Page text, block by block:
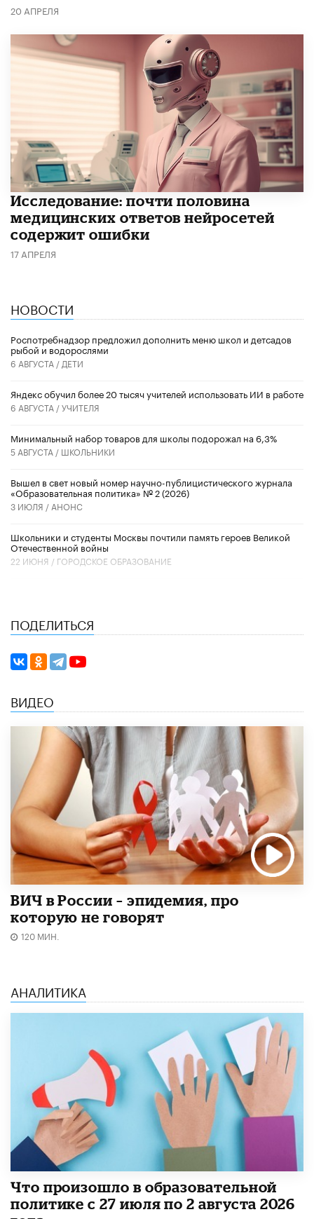
20 АПРЕЛЯ
Исследование: почти половина
медицинских ответов нейросетей
содержит ошибки
17 АПРЕЛЯ
НОВОСТИ
Роспотребнадзор предложил дополнить меню школ и детсадов
рыбой и водорослями
6 АВГУСТА / ДЕТИ
​Яндекс обучил более 20 тысяч учителей использовать ИИ в работе
6 АВГУСТА /УЧИТЕЛЯ
Минимальный набор товаров для школы подорожал на 6,3%
5 АВГУСТА / ШКОЛЬНИКИ
Вышел в свет новый номер научно-публицистического журнала
«Образовательная политика» № 2 (2026)
3 ИЮЛЯ / АНОНС
Школьники и студенты Москвы почтили память героев Великой
Отечественной войны
22 ИЮНЯ / ГОРОДСКОЕ ОБРАЗОВАНИЕ
ПОДЕЛИТЬСЯ
ВИДЕО
ВИЧ в России – эпидемия, про
которую не говорят
120 МИН.
АНАЛИТИКА
​Что произошло в образовательной
политике с 27 июля по 2 августа 2026